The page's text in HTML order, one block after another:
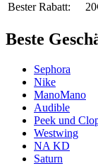
Bester Rabatt:
Beste
Sephora
Nike
ManoMano
Audible
Peek und
Westwing
NA KD
Saturn